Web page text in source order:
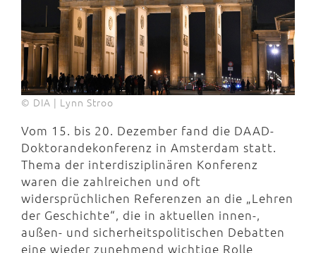
© DIA | Lynn Stroo
Vom 15. bis 20. Dezember fand die DAAD-
Doktorandekonferenz in Amsterdam statt.
Thema der interdisziplinären Konferenz
waren die zahlreichen und oft
widersprüchlichen Referenzen an die „Lehren
der Geschichte“, die in aktuellen innen-,
außen- und sicherheitspolitischen Debatten
eine wieder zunehmend wichtige Rolle